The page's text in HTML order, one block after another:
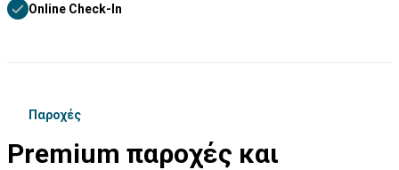
Online Check-In
Παροχές
Premium παροχές και